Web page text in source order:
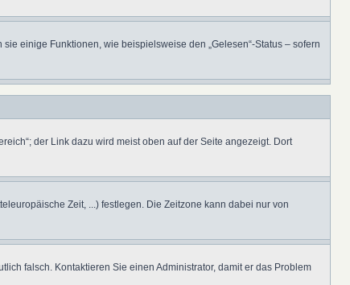
einige Funktionen, wie beispielsweise den „Gelesen“-Status – sofern
der Link dazu wird meist oben auf der Seite angezeigt. Dort
Zeit, ...) festlegen. Die Zeitzone kann dabei nur von
falsch. Kontaktieren Sie einen Administrator, damit er das Problem